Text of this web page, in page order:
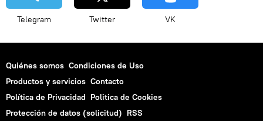
Telegram Twitter VK
Quiénes somos Condiciones de Uso
Productos y servicios Contacto
Política de Privacidad Politica de Cookies
Protección de datos (solicitud) RSS